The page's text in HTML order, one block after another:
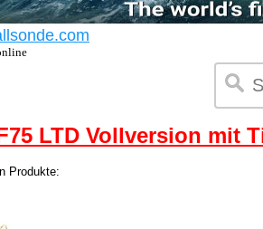
LTD Vollversion mit
Produkte: